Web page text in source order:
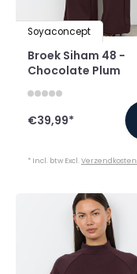
Soyaconcept
Broek Siham 48 -
Chocolate Plum
€39,99*
* Incl. btw Excl.Verzendkosten